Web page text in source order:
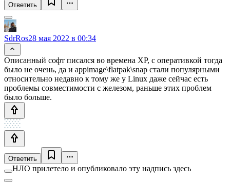
Ответить
SdrRos28 мая 2022 в 00:34
Описанный софт писался во времена ХР, с оперативкой тогда
было не очень, да и appimage\flatpak\snap стали популярными
относительно недавно к тому же у Linux даже сейчас есть
проблемы совместимости с железом, раньше этих проблем
было больше.
Ответить
НЛО прилетело и опубликовало эту надпись здесь